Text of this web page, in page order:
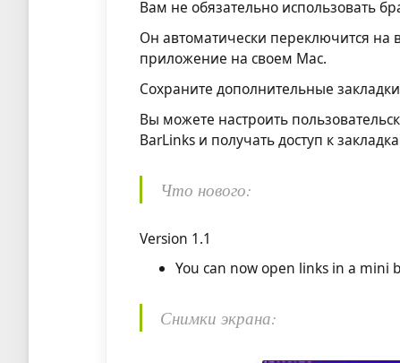
Вам не обязательно использовать
Он автоматически переключится на
приложение на своем Mac.
Сохраните дополнительные
Вы можете настроить
BarLinks и получать доступ к
Что нового:
Version 1.1
You can now open links in a mini
Снимки экрана: